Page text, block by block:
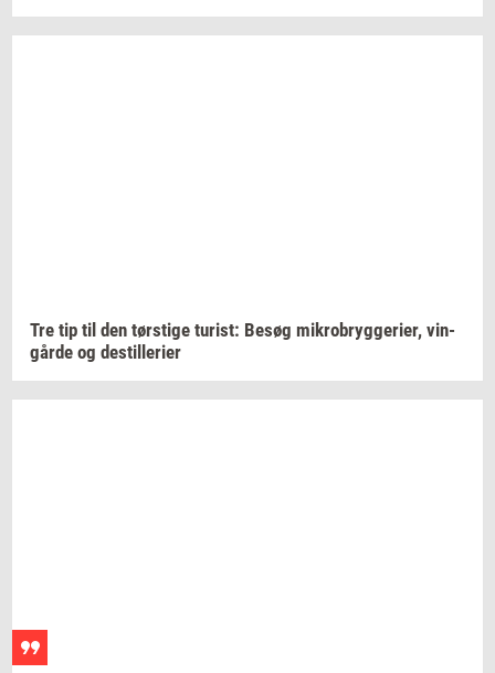
Tre tip til den tørsti­ge turist: Besøg mi­kro­bryg­ge­ri­er, vin­
går­de og destil­le­ri­er